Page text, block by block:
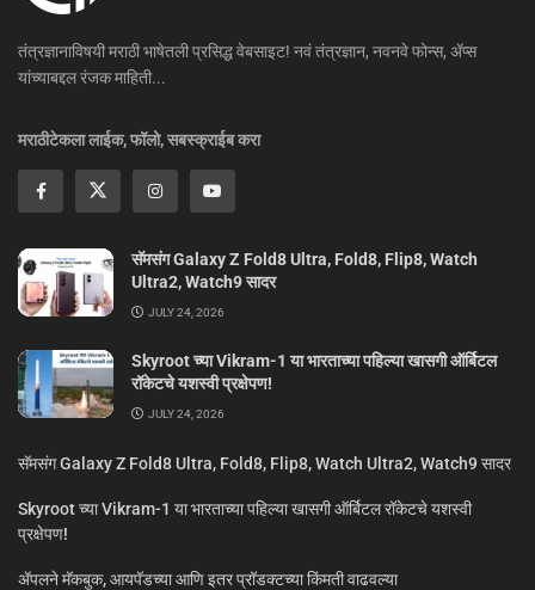
तंत्रज्ञानाविषयी मराठी भाषेतली प्रसिद्ध वेबसाइट! नवं तंत्रज्ञान, नवनवे फोन्स, ॲप्स
यांच्याबद्दल रंजक माहिती...
मराठीटेकला लाईक, फॉलो, सबस्क्राईब करा
सॅमसंग Galaxy Z Fold8 Ultra, Fold8, Flip8, Watch
Ultra2, Watch9 सादर
JULY 24, 2026
Skyroot च्या Vikram-1 या भारताच्या पहिल्या खासगी ऑर्बिटल
रॉकेटचे यशस्वी प्रक्षेपण!
JULY 24, 2026
सॅमसंग Galaxy Z Fold8 Ultra, Fold8, Flip8, Watch Ultra2, Watch9 सादर
Skyroot च्या Vikram-1 या भारताच्या पहिल्या खासगी ऑर्बिटल रॉकेटचे यशस्वी
प्रक्षेपण!
ॲपलने मॅकबुक, आयपॅडच्या आणि इतर प्रॉडक्टच्या किंमती वाढवल्या